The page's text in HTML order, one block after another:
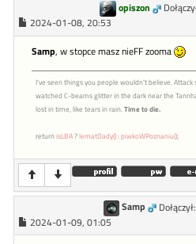
opiszon
2024-01-08, 20:53
Samp, w stopce masz nieFF zooma
I've seen things you people wouldn't believe.
watched C-beams glitter in the dark near the
lost in time, like tears in rain. Time to die.
returnisLBA?lematDady():piwkoWPoznaniu();
Samp
2024-01-09, 01:05